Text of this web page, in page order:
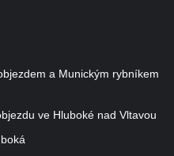
Dresden
do
a Munickým rybníkem
ve Hluboké nad Vltavou